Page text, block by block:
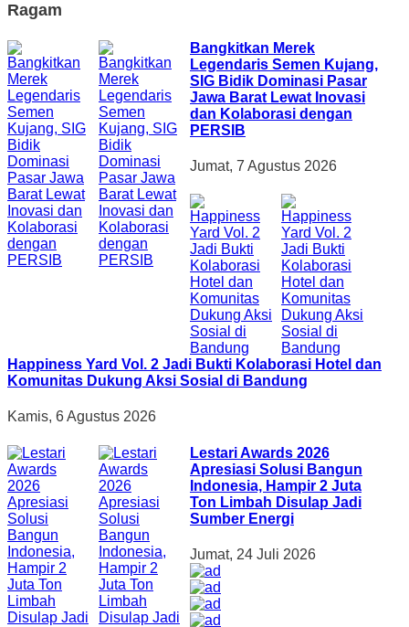
Ragam
Bangkitkan Merek
Legendaris Semen Kujang,
SIG Bidik Dominasi Pasar
Jawa Barat Lewat Inovasi
dan Kolaborasi dengan
PERSIB
Jumat, 7 Agustus 2026
Happiness Yard Vol. 2 Jadi Bukti Kolaborasi Hotel dan
Komunitas Dukung Aksi Sosial di Bandung
Kamis, 6 Agustus 2026
Lestari Awards 2026
Apresiasi Solusi Bangun
Indonesia, Hampir 2 Juta
Ton Limbah Disulap Jadi
Sumber Energi
Jumat, 24 Juli 2026